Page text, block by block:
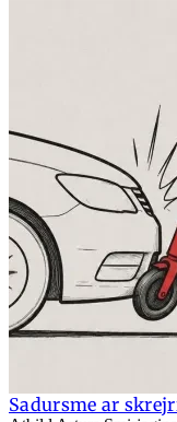
Sadursme ar